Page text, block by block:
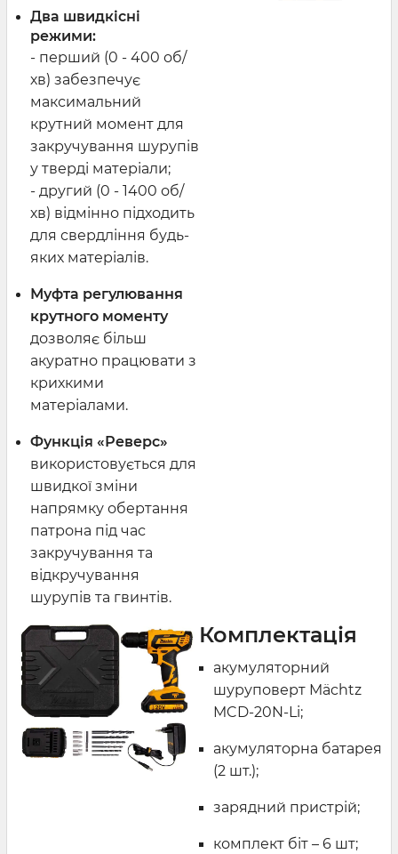
Два швидкісні
режими:
- перший (0 - 400 об/
хв) забезпечує
максимальний
крутний момент для
закручування шурупів
у тверді матеріали;
- другий (0 - 1400 об/
хв) відмінно підходить
для свердління будь-
яких матеріалів.
Муфта регулювання
крутного моменту
дозволяє більш
акуратно працювати з
крихкими
матеріалами.
Функція «Реверс»
використовується для
швидкої зміни
напрямку обертання
патрона під час
закручування та
відкручування
шурупів та гвинтів.
Комплектація
акумуляторний
шуруповерт Mächtz
MCD-20N-Li;
акумуляторна батарея
(2 шт.);
зарядний пристрій;
комплект біт – 6 шт;